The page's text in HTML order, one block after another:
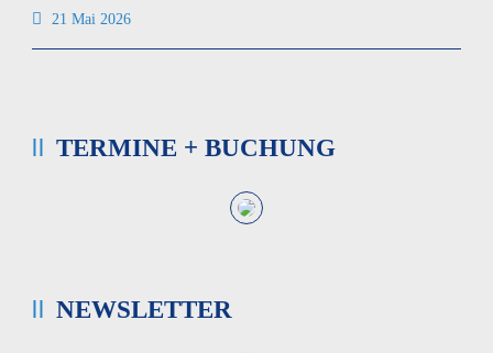
21 Mai 2026
TERMINE + BUCHUNG
NEWSLETTER